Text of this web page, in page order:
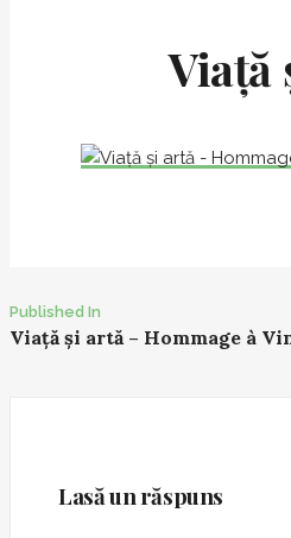
Viață
Post
navigation
Published In
Viață și artă – Hommage à
Lasă un răspuns